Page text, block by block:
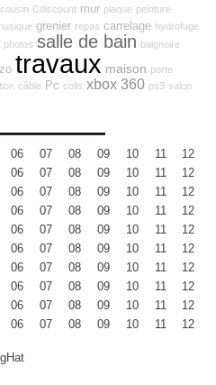
cousin Cdiscount mur plaque peinture
grenier repas carrelage hydrofuge
photos salle de bain baignoire
travaux maison porte
câble Pc colis xbox 360 ps3 salon
06 07 08 09 10 11
12
06 07 08 09 10 11
12
06 07 08 09 10 11
12
06 07 08 09 10 11
12
06 07 08 09 10 11
12
06 07 08 09 10 11
12
06 07 08 09 10 11
12
06 07 08 09 10 11
12
06 07 08 09 10 11
12
06 07 08 09 10 11 12